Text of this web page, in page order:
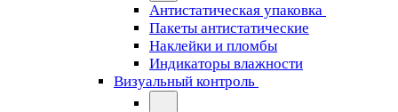
Антистатическая упаковка
Пакеты антистатические
Наклейки и пломбы
Индикаторы влажности
Визуальный контроль